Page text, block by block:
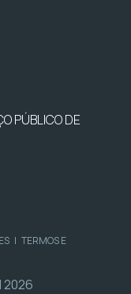
PÚBLICO DE
| TERMOS E
2026